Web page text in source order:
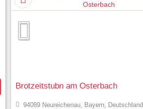
Brotzeitstubn am Osterbach
94089 Neureichenau, Bayern, Deutschland